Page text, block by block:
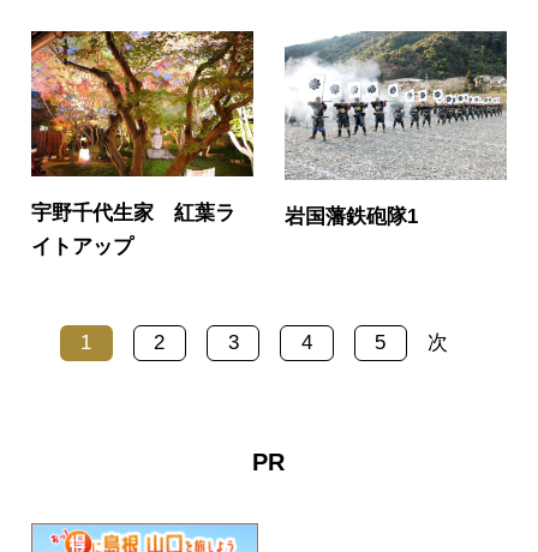
宇野千代生家 紅葉ラ
イトアップ
岩国藩鉄砲隊1
1 2 3 4 5 次
PR